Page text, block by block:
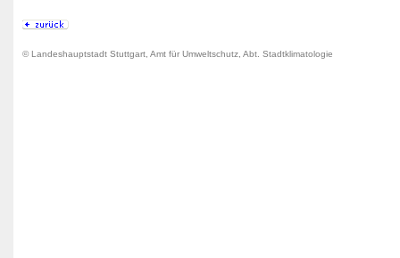
© Landeshauptstadt Stuttgart, Amt für Umweltschutz, Abt. Stadtklimatologie